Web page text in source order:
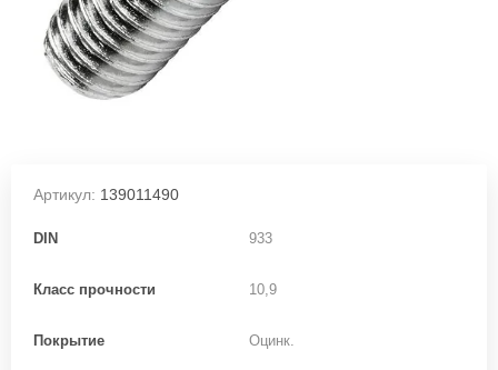
Артикул: 139011490
DIN 933
Класс прочности 10,9
Покрытие Оцинк.